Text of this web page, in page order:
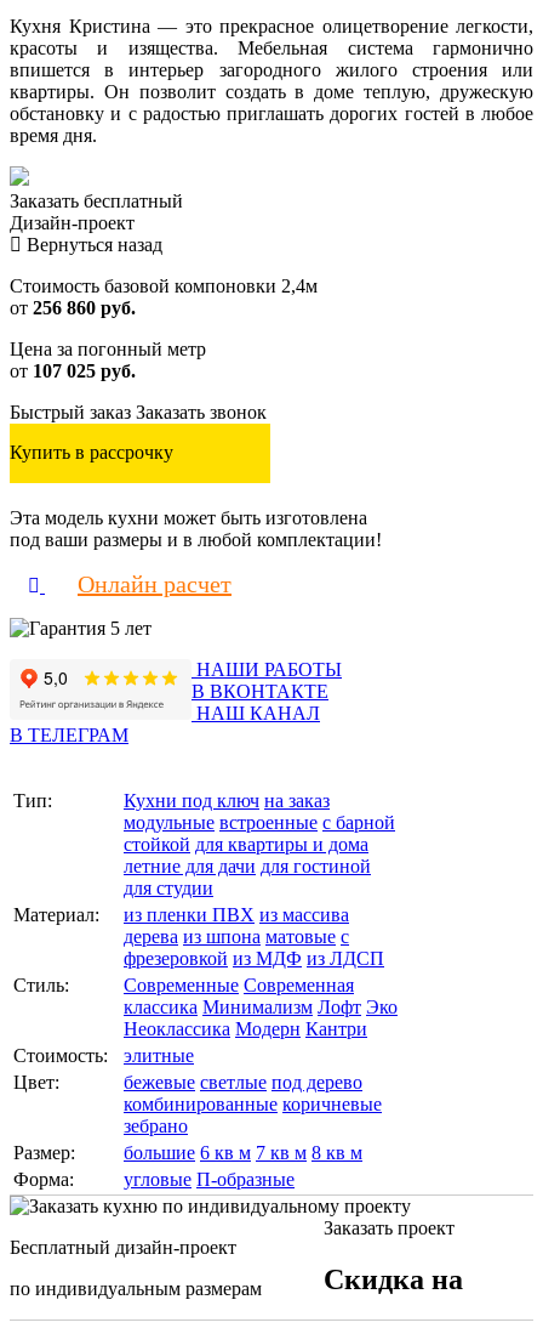
Кухня Кристина — это прекрасное олицетворение легкости,
красоты и изящества. Мебельная система гармонично
впишется в интерьер загородного жилого строения или
квартиры. Он позволит создать в доме теплую, дружескую
обстановку и с радостью приглашать дорогих гостей в любое
время дня.
Заказать бесплатный
Дизайн-проект
Вернуться назад
Стоимость базовой компоновки 2,4м
от 256 860 руб.
Цена за погонный метр
от 107 025 руб.
Быстрый заказ Заказать звонок
Купить в рассрочку
Эта модель кухни может быть изготовлена
под ваши размеры и в любой комплектации!
Онлайн расчет
НАШИ РАБОТЫ
В ВКОНТАКТЕ
НАШ КАНАЛ
В ТЕЛЕГРАМ
Тип: Кухни под ключ на заказ
модульные встроенные с барной
стойкой для квартиры и дома
летние для дачи для гостиной
для студии
Материал:
из пленки ПВХ из массива
дерева из шпона матовые с
фрезеровкой из МДФ из ЛДСП
Стиль:
Современные Современная
классика Минимализм Лофт Эко
Неоклассика Модерн Кантри
Стоимость:
элитные
Цвет:
бежевые светлые под дерево
комбинированные коричневые
зебрано
Размер:
большие 6 кв м 7 кв м 8 кв м
Форма:
угловые П-образные
Бесплатный дизайн-проект
по индивидуальным размерам
Заказать проект
Скидка на